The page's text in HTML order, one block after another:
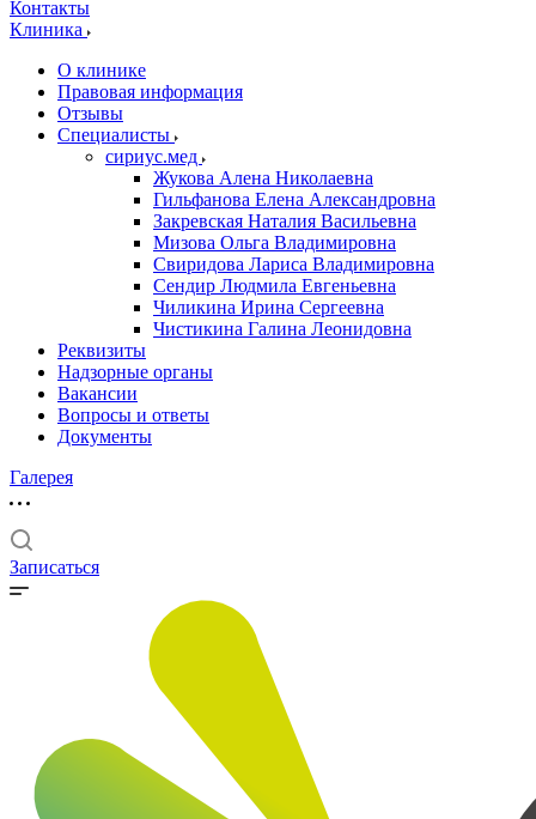
Контакты
Клиника
О клинике
Правовая информация
Отзывы
Специалисты
сириус.мед
Жукова Алена Николаевна
Гильфанова Елена Александровна
Закревская Наталия Васильевна
Мизова Ольга Владимировна
Свиридова Лариса Владимировна
Сендир Людмила Евгеньевна
Чиликина Ирина Сергеевна
Чистикина Галина Леонидовна
Реквизиты
Надзорные органы
Вакансии
Вопросы и ответы
Документы
Галерея
Записаться